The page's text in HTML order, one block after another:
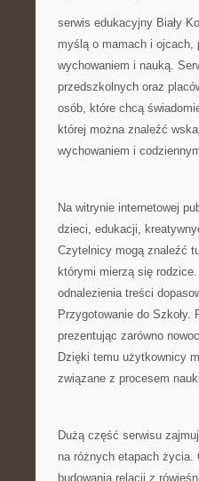
serwis edukacyjny Biały
myślą o mamach i ojcach,
wychowaniem i nauką.
przedszkolnych oraz
osób, które chcą
której można znaleźć
wychowaniem i
Na witrynie internetowej
dzieci, edukacji,
Czytelnicy mogą znaleźć
którymi mierzą się
odnalezienia treści
Przygotowanie do
prezentując zarówno
Dzięki temu użytkownicy
związane z procesem
Dużą część serwisu
na różnych etapach
budowania relacji z